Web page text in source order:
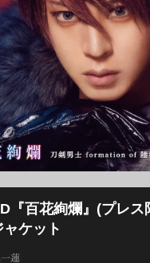
加州清光 単騎出陣 極
髭切 単騎出陣 ～夢幻泡影
おん すていじ かうんとだうん
『百花絢爛』(プレス
ケット
蓮